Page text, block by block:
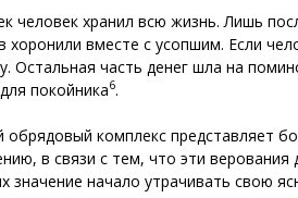
человек хранил всю жизнь. Лишь
хоронили вместе с усопшим. Если
Остальная часть денег шла на
покойника6.
обрядовый комплекс представляет
в связи с тем, что эти
значение начало утрачивать свою